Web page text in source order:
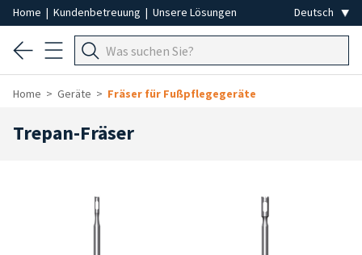
Home | Kundenbetreuung | Unsere Lösungen
Home Geräte Fräser für Fußpflegegeräte
Trepan-Fräser